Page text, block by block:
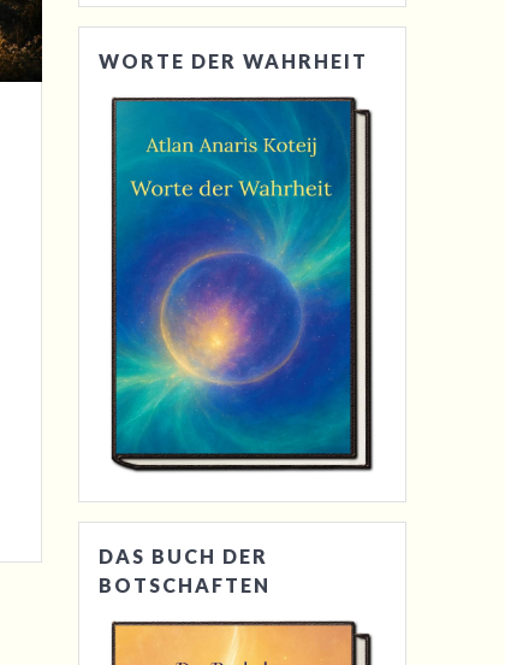
WORTE DER WAHRHEIT
DAS BUCH DER
BOTSCHAFTEN